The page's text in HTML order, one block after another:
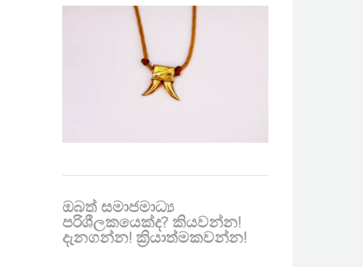
ඔබත් සමාජමාධ්‍ය
පරිශීලකයෙක්ද? කියවන්න!
දැනගන්න! ක්‍රියාත්මකවන්න!